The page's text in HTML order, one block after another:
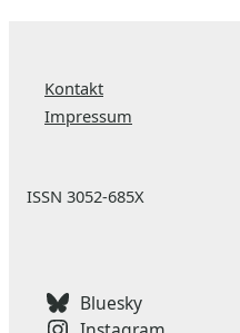
Kontakt
Impressum
ISSN 3052-685X
Bluesky